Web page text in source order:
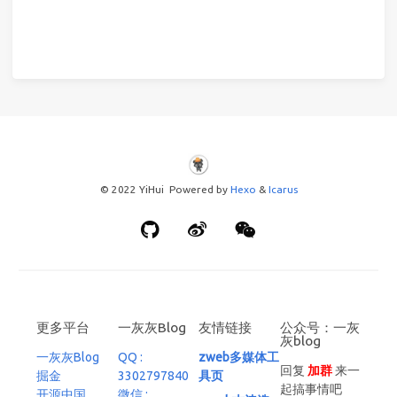
© 2022 YiHui Powered by Hexo & Icarus
更多平台
一灰灰Blog
掘金
开源中国
一灰灰Blog
QQ :
3302797840
微信 :
友情链接
zweb多媒体工
具页
公众号：一灰
灰blog
回复 加群来一
起搞事情吧